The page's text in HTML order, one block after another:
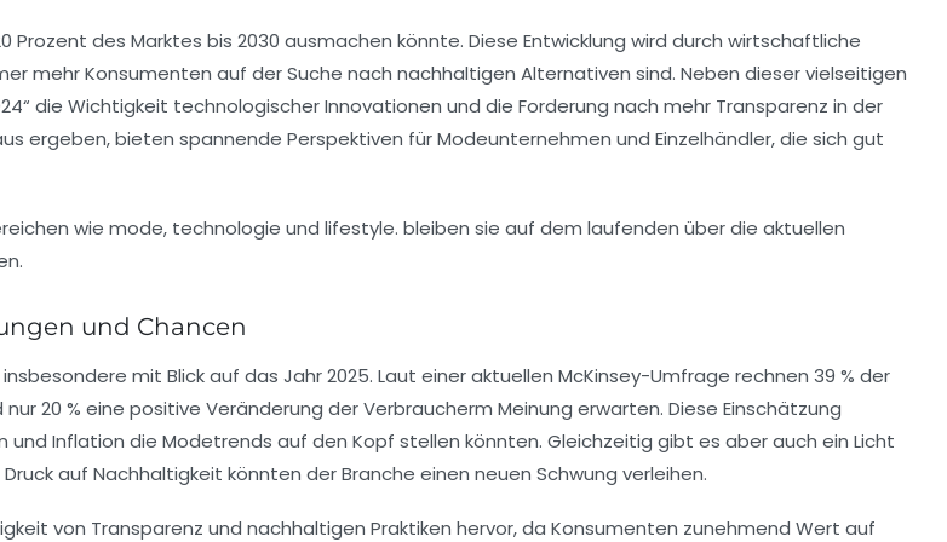
Prozent des Marktes bis 2030 ausmachen könnte. Diese Entwicklung wird durch wirtschaftliche
mehr Konsumenten auf der Suche nach nachhaltigen Alternativen sind. Neben dieser vielseitigen
die Wichtigkeit technologischer Innovationen und die Forderung nach mehr Transparenz in der
ergeben, bieten spannende Perspektiven für Modeunternehmen und Einzelhändler, die sich gut
und Chancen
mit Blick auf das Jahr 2025. Laut einer aktuellen McKinsey-Umfrage rechnen 39 % der
20 % eine positive Veränderung derVerbraucherm Meinung erwarten. Diese Einschätzung
und Inflation die Modetrends auf den Kopf stellen könnten. Gleichzeitig gibt es aber auch ein Licht
auf Nachhaltigkeit könnten der Branche einen neuen Schwung verleihen.
von Transparenz und nachhaltigen Praktiken hervor, da Konsumenten zunehmend Wert auf